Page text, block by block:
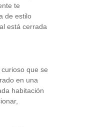
te
de estilo
está cerrada
que se
en una
habitación